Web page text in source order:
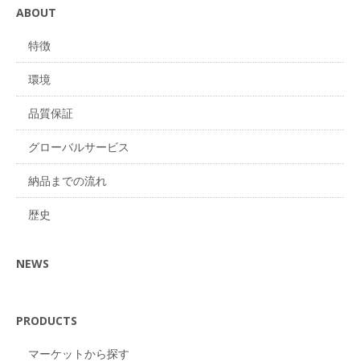
ABOUT
特徴
環境
品質保証
グローバルサービス
納品までの流れ
歴史
NEWS
PRODUCTS
マーケットから探す